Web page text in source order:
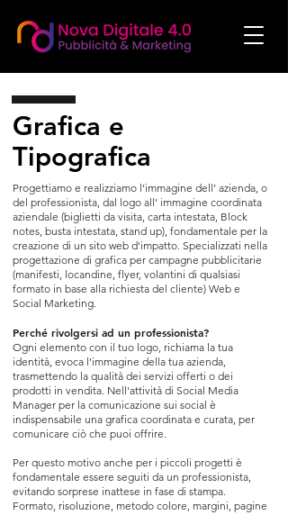
Grafica e
Tipografica
Progettiamo e realizziamo l’immagine dell’ azienda, o
del professionista, dal logo all’ immagine coordinata
aziendale (biglietti da visita, carta intestata, Block
notes, busta intestata, stand up), fondamentale per la
creazione di un sito web d'impatto. Specializzati nella
progettazione di grafica per campagne pubblicitarie
(manifesti, locandine, flyer, volantini di qualsiasi
formato in base alla richiesta del cliente) Web e
Social Marketing.
Perché rivolgersi ad un professionista?
Ogni elemento con il tuo logo, richiama la tua
identità, evoca l’immagine della tua azienda,
trasmettendo la qualità dei servizi offerti o dei
prodotti in vendita. Nell'attività di Social Media
Manager per la comunicazione sui social è
indispensabile una grafica coordinata e curata, per
comunicare ciò che puoi offrire.
Per questo motivo anche per i piccoli progetti è
fondamentale essere seguiti da un professionista,
evitando sorprese inattese in fase di stampa.
Formato, risoluzione, metodo colore, margini, pagine